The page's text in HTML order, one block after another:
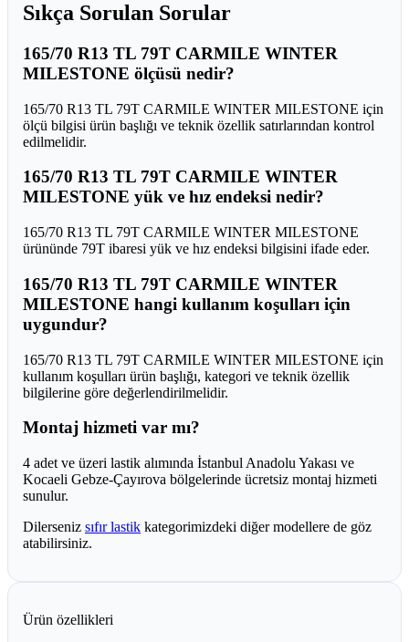
Sıkça Sorulan Sorular
165/70 R13 TL 79T CARMILE WINTER
MILESTONE ölçüsü nedir?
165/70 R13 TL 79T CARMILE WINTER MILESTONE için
ölçü bilgisi ürün başlığı ve teknik özellik satırlarından kontrol
edilmelidir.
165/70 R13 TL 79T CARMILE WINTER
MILESTONE yük ve hız endeksi nedir?
165/70 R13 TL 79T CARMILE WINTER MILESTONE
ürününde 79T ibaresi yük ve hız endeksi bilgisini ifade eder.
165/70 R13 TL 79T CARMILE WINTER
MILESTONE hangi kullanım koşulları için
uygundur?
165/70 R13 TL 79T CARMILE WINTER MILESTONE için
kullanım koşulları ürün başlığı, kategori ve teknik özellik
bilgilerine göre değerlendirilmelidir.
Montaj hizmeti var mı?
4 adet ve üzeri lastik alımında İstanbul Anadolu Yakası ve
Kocaeli Gebze-Çayırova bölgelerinde ücretsiz montaj hizmeti
sunulur.
Dilerseniz sıfır lastik kategorimizdeki diğer modellere de göz
atabilirsiniz.
Ürün özellikleri